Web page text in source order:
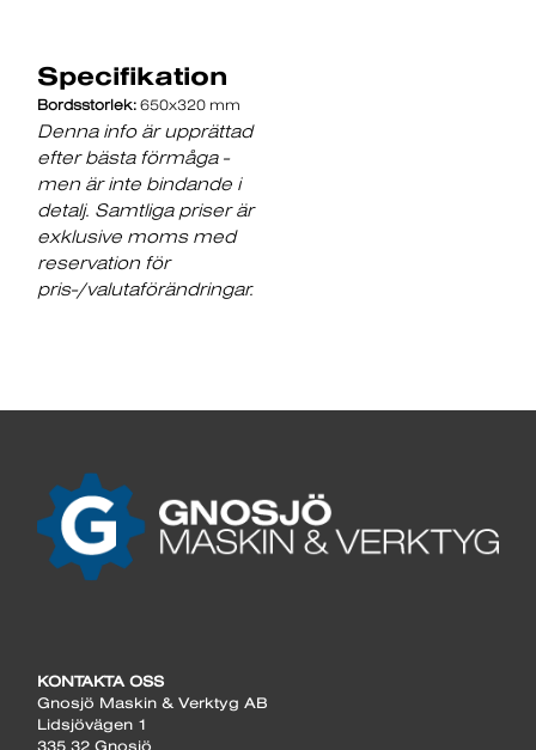
Specifikation
Bordsstorlek: 650x320 mm
Denna info är upprättad
efter bästa förmåga -
men är inte bindande i
detalj. Samtliga priser är
exklusive moms med
reservation för
pris-/valutaförändringar.
KONTAKTA OSS
Gnosjö Maskin & Verktyg AB
Lidsjövägen 1
335 32 Gnosjö